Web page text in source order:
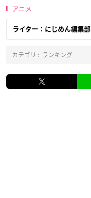
アニメ
ライター：にじめん編集部
カテゴリ : ランキング